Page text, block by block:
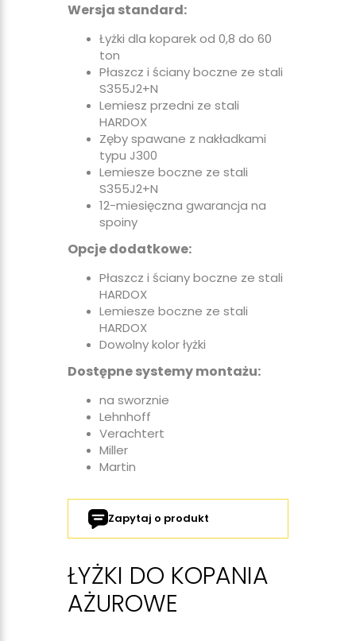
Wersja standard:
Łyżki dla koparek od 0,8 do 60
ton
Płaszcz i ściany boczne ze stali
S355J2+N
Lemiesz przedni ze stali
HARDOX
Zęby spawane z nakładkami
typu J300
Lemiesze boczne ze stali
S355J2+N
12-miesięczna gwarancja na
spoiny
Opcje dodatkowe:
Płaszcz i ściany boczne ze stali
HARDOX
Lemiesze boczne ze stali
HARDOX
Dowolny kolor łyżki
Dostępne systemy montażu:
na sworznie
Lehnhoff
Verachtert
Miller
Martin
Zapytaj o produkt
ŁYŻKI DO KOPANIA
AŻUROWE